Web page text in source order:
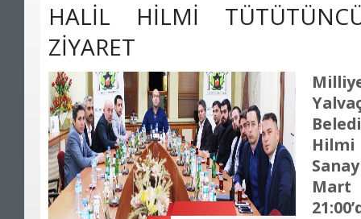
HALİL HİLMİ
ZİYARET
Hilmi